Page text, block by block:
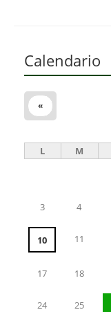
Calendario
«
L M
3 4
10 11
17 18
24 25